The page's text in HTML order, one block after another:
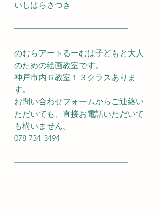
いしはらさつき
━━━━━━━━━━━━━━
のむらアートるーむは子どもと大人
のための絵画教室です。
神戸市内６教室１３クラスありま
す。
お問い合わせフォームからご連絡い
ただいても、直接お電話いただいて
も構いません。
078-734-3494
━━━━━━━━━━━━━━